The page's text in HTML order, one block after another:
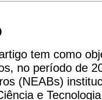
tem como
no período de
(NEABs)
e